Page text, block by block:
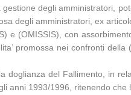
degli amministratori,
degli amministratori, ex
e (OMISSIS), con
promossa nei confronti
del Fallimento, in
anni 1993/1996, ritenendo